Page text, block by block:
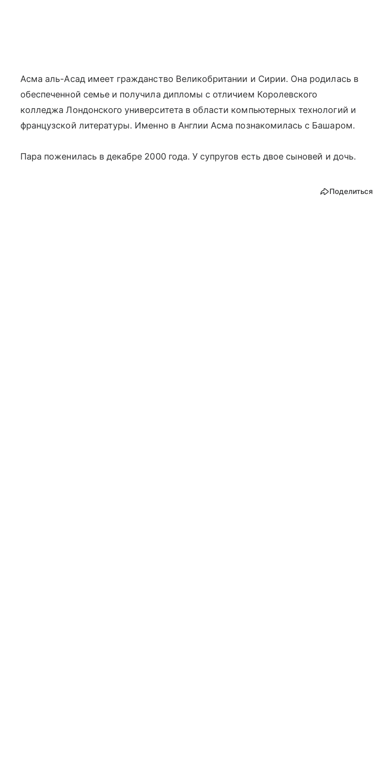
Асма аль-Асад имеет гражданство Великобритании и Сирии. Она родилась в
обеспеченной семье и получила дипломы с отличием Королевского
колледжа Лондонского университета в области компьютерных технологий и
французской литературы. Именно в Англии Асма познакомилась с Башаром.
Пара поженилась в декабре 2000 года. У супругов есть двое сыновей и дочь.
Поделиться